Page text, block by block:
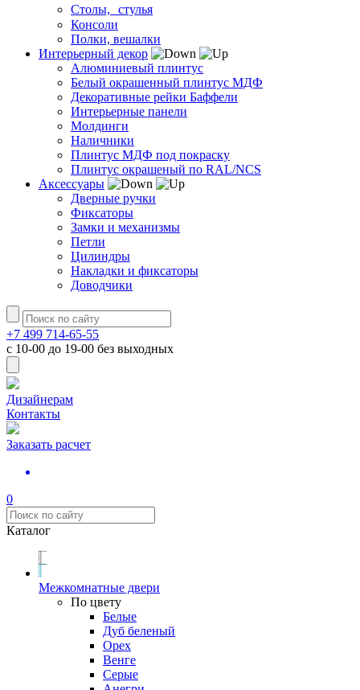
Столы, стулья
Консоли
Полки, вешалки
Интерьерный декор
Алюминиевый плинтус
Белый окрашенный плинтус МДФ
Декоративные рейки Баффели
Интерьерные панели
Молдинги
Наличники
Плинтус МДФ под покраску
Плинтус окрашеный по RAL/NCS
Аксессуары
Дверные ручки
Фиксаторы
Замки и механизмы
Петли
Цилиндры
Накладки и фиксаторы
Доводчики
+7 499 714-65-55
с 10-00 до 19-00 без выходных
Дизайнерам
Контакты
Заказать расчет
0
Каталог
Межкомнатные двери
По цвету
Белые
Дуб беленый
Орех
Венге
Серые